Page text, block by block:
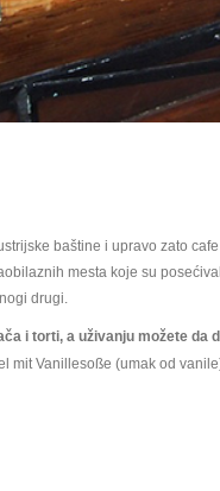
baštine i upravo zato
mesta koje su
drugi.
i torti, a uživanju možete da
mit Vanillesoße (umak od